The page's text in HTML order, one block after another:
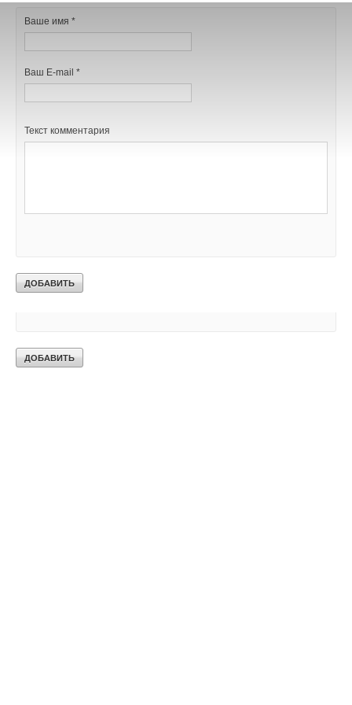
Ваше имя *
Ваш E-mail *
Текст комментария
Ваше имя *
Ваш E-mail *
Текст комментария
Добавить комментарий